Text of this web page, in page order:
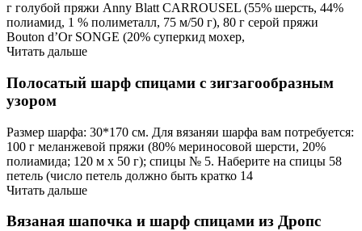
г голубой пряжи Anny Blatt CARROUSEL (55% шерсть, 44%
полиамид, 1 % полиметалл, 75 м/50 г), 80 г серой пряжи
Bouton d’Or SONGE (20% суперкид мохер,
Читать дальше
Полосатый шарф спицами с зигзагообразным
узором
Размер шарфа: 30*170 см. Для вязаняи шарфа вам потребуется:
100 г мелан­жевой пряжи (80% мериносовой шерсти, 20%
полиамида; 120 м х 50 г); спицы № 5. Наберите на спицы 58
петель (число петель должно быть кратко 14
Читать дальше
Вязаная шапочка и шарф спицами из Дропс